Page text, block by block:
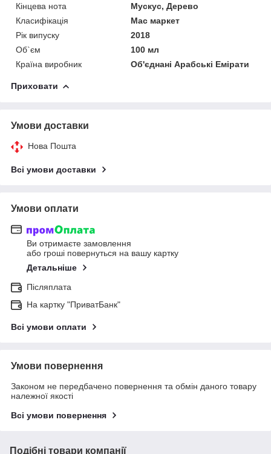
Кінцева нота
Мускус, Дерево
Класифікація
Мас маркет
Рік випуску
2018
Об`єм
100 мл
Країна виробник
Об'єднані Арабські Емірати
Приховати
Умови доставки
Нова Пошта
Всі умови доставки
Умови оплати
Ви отримаєте замовлення
або гроші повернуться на вашу картку
Детальніше
Післяплата
На картку "ПриватБанк"
Всі умови оплати
Умови повернення
Законом не передбачено повернення та обмін даного товару
належної якості
Всі умови повернення
Подібні товари компанії